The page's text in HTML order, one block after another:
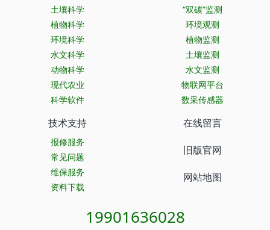
土壤科学
植物科学
环境科学
水文科学
动物科学
现代农业
科学软件
“双碳”监测
环境观测
植物监测
土壤监测
水文监测
物联网平台
数采传感器
技术支持
报修服务
常见问题
维保服务
资料下载
在线留言
旧版官网
网站地图
19901636028